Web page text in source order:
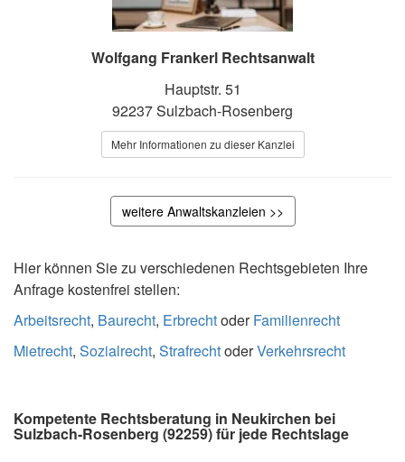
Wolfgang Frankerl Rechtsanwalt
Hauptstr. 51
92237 Sulzbach-Rosenberg
Mehr Informationen zu dieser Kanzlei
weitere Anwaltskanzleien >>
Hier können Sie zu verschiedenen Rechtsgebieten Ihre
Anfrage kostenfrei stellen:
Arbeitsrecht, Baurecht, ErbrechtoderFamilienrecht
Mietrecht, Sozialrecht, StrafrechtoderVerkehrsrecht
Kompetente Rechtsberatung in Neukirchen bei
Sulzbach-Rosenberg (92259) für jede Rechtslage